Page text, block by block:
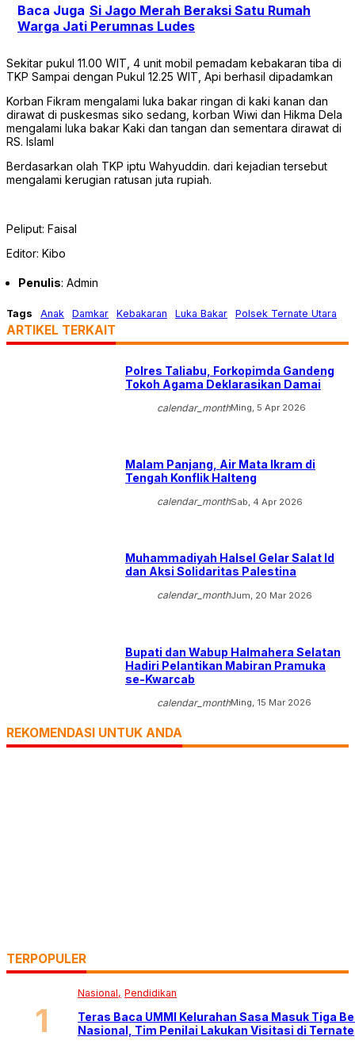
Baca Juga Si Jago Merah Beraksi Satu Rumah
Warga Jati Perumnas Ludes
Sekitar pukul 11.00 WIT, 4 unit mobil pemadam kebakaran tiba di
TKP Sampai dengan Pukul 12.25 WIT, Api berhasil dipadamkan
Korban Fikram mengalami luka bakar ringan di kaki kanan dan
dirawat di puskesmas siko sedang, korban Wiwi dan Hikma Dela
mengalami luka bakar Kaki dan tangan dan sementara dirawat di
RS. Islaml
Berdasarkan olah TKP iptu Wahyuddin. dari kejadian tersebut
mengalami kerugian ratusan juta rupiah.
Peliput: Faisal
Editor: Kibo
Penulis: Admin
Tags Anak Damkar Kebakaran Luka Bakar Polsek Ternate Utara
ARTIKEL TERKAIT
Polres Taliabu, Forkopimda Gandeng
Tokoh Agama Deklarasikan Damai
calendar_monthMing, 5 Apr 2026
Malam Panjang, Air Mata Ikram di
Tengah Konflik Halteng
calendar_monthSab, 4 Apr 2026
Muhammadiyah Halsel Gelar Salat Id
dan Aksi Solidaritas Palestina
calendar_monthJum, 20 Mar 2026
Bupati dan Wabup Halmahera Selatan
Hadiri Pelantikan Mabiran Pramuka
se-Kwarcab
calendar_monthMing, 15 Mar 2026
REKOMENDASI UNTUK ANDA
TERPOPULER
Nasional Pendidikan
Teras Baca UMMI Kelurahan Sasa Masuk Tiga
Nasional, Tim Penilai Lakukan Visitasi di Ternate